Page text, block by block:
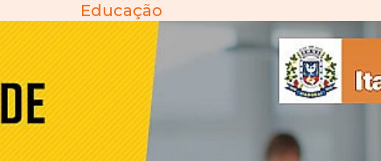
Educação